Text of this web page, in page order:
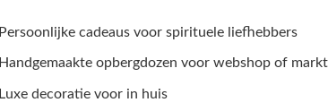
Persoonlijke cadeaus voor spirituele liefhebbers
Handgemaakte opbergdozen voor webshop of
Luxe decoratie voor in huis